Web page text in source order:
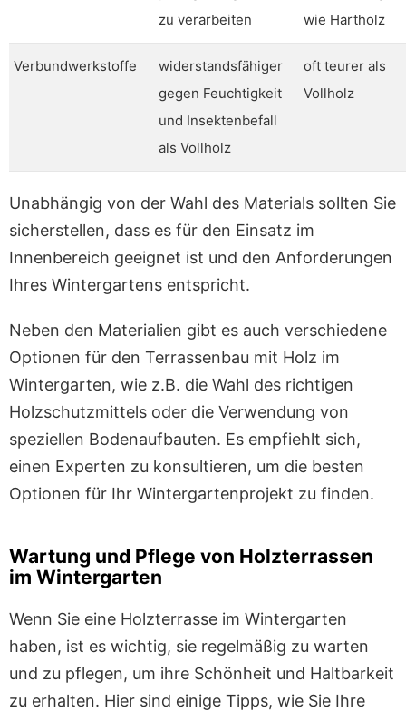
zu verarbeiten
wie Hartholz
Verbundwerkstoffe
widerstandsfähiger
gegen Feuchtigkeit
und Insektenbefall
als Vollholz
oft teurer als
Vollholz
Unabhängig von der Wahl des Materials sollten Sie
sicherstellen, dass es für den Einsatz im
Innenbereich geeignet ist und den Anforderungen
Ihres Wintergartens entspricht.
Neben den Materialien gibt es auch verschiedene
Optionen für den Terrassenbau mit Holz im
Wintergarten, wie z.B. die Wahl des richtigen
Holzschutzmittels oder die Verwendung von
speziellen Bodenaufbauten. Es empfiehlt sich,
einen Experten zu konsultieren, um die besten
Optionen für Ihr Wintergartenprojekt zu finden.
Wartung und Pflege von Holzterrassen
im Wintergarten
Wenn Sie eine Holzterrasse im Wintergarten
haben, ist es wichtig, sie regelmäßig zu warten
und zu pflegen, um ihre Schönheit und Haltbarkeit
zu erhalten. Hier sind einige Tipps, wie Sie Ihre